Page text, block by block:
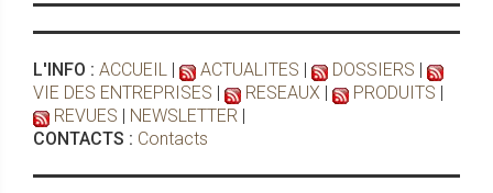
L'INFO : ACCUEIL | ACTUALITES | DOSSIERS |
VIE DES ENTREPRISES | RESEAUX | PRODUITS |
REVUES | NEWSLETTER |
CONTACTS : Contacts